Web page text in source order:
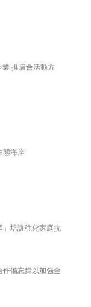
」培訓強化家庭抗
備忘錄以加強全
推廣會活動方
態海岸